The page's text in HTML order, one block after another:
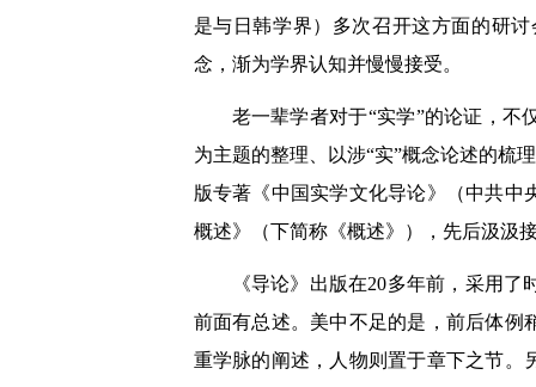
是与日韩学界）多次召开这方面的研
念，渐为学界认知并慢慢接受。
老一辈学者对于“实学”的论证，不
为主题的整理、以涉“实”概念论述的梳
版专著《中国实学文化导论》（中共中
概述》（下简称《概述》），先后汲汲
《导论》出版在20多年前，采用
前面有总述。美中不足的是，前后体例
重学脉的阐述，人物则置于章下之节。